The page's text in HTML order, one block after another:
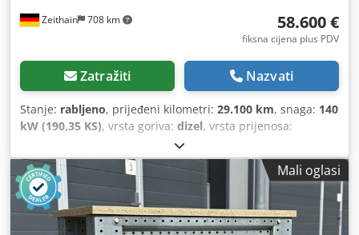
Zeithain 708 km 58.600 €
fiksna cijena plus PDV
Zatražiti Nazvati
Stanje: rabljeno, prijeđeni kilometri: 29.100 km, snaga: 140
kW (190,35 KS), vrsta goriva: dizel, vrsta prijenosa:
3.100 kg
05/2025, emisijska klasa:Euro 6, boja:crvena, ovjes:čelik,
broj sjedala:
, gorivo:
ABS, filtar čestica,
grijač sjedala, klima uređaj, klizna vrata, navigacijski
sustav, računalo na vozilu, senzori za parkiranje, servo
upravljač, središnje zaključavanje, zračni jastuk,
Mali oglasi